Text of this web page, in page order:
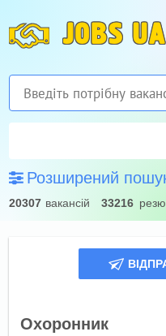
JOBS UA
Розширений
20307 вакансій 33216
Охоронник